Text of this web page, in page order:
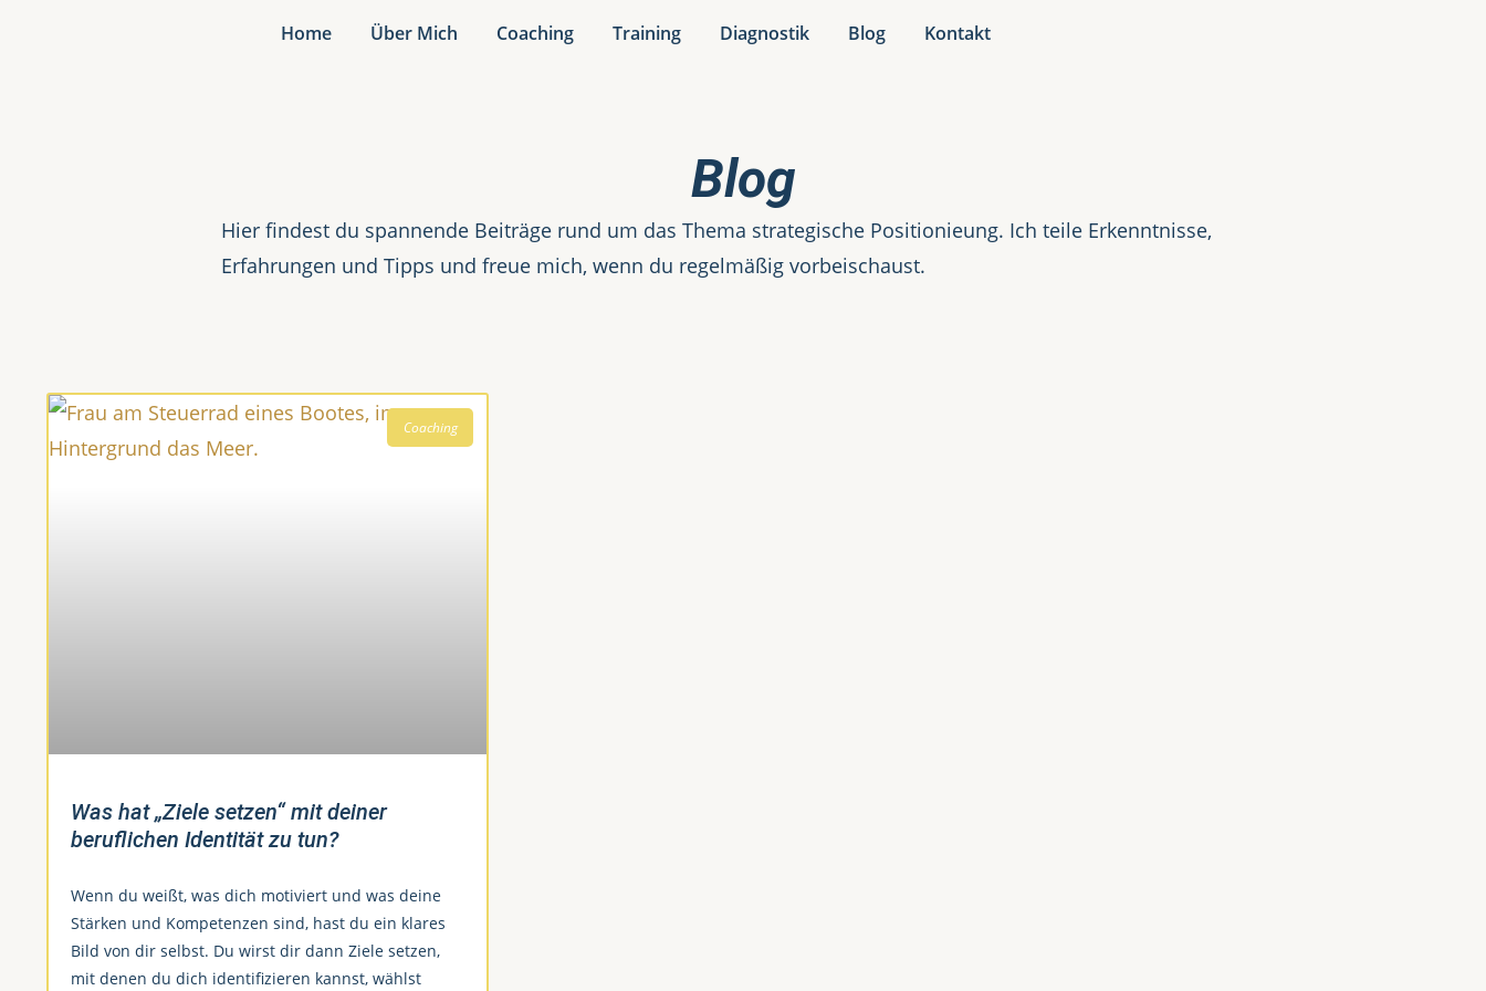
Home Über Mich Coaching Training Diagnostik Blog Kontakt
Blog
Hier findest du spannende Beiträge rund um das Thema strategische Positionieung. Ich teile Erkenntnisse,
Erfahrungen und Tipps und freue mich, wenn du regelmäßig vorbeischaust.
Coaching
Was hat „Ziele setzen“ mit deiner
beruflichen Identität zu tun?
Wenn du weißt, was dich motiviert und was deine
Stärken und Kompetenzen sind, hast du ein klares
Bild von dir selbst. Du wirst dir dann Ziele setzen,
mit denen du dich identifizieren kannst, wählst